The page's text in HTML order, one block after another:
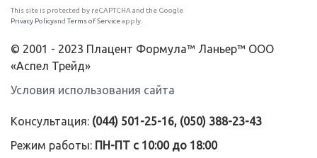
This site is protected by reCAPTCHA and the Google
Privacy Policyand Terms of Serviceapply.
© 2001 - 2023 Плацент Формула™ Ланьер™ ООО
«Аспел Трейд»
Условия использования сайта
Консультация: (044) 501-25-16, (050) 388-23-43
Режим работы: ПН-ПТ с 10:00 до 18:00